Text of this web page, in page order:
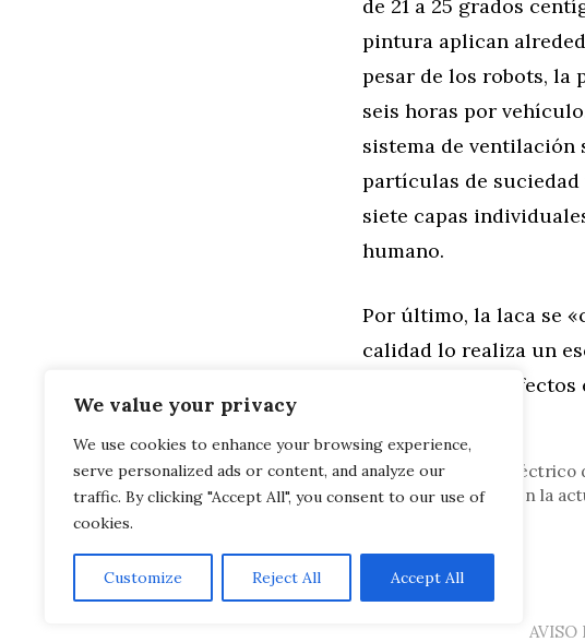
We value your privacy
We use cookies to enhance your browsing experience,
serve personalized ads or content, and analyze our
traffic. By clicking "Accept All", you consent to our use of
cookies.
Customize Reject All Accept All
de 21 a 25 grados
pintura aplican
pesar de los robots, la
seis horas por
sistema de ventilación
partículas de
siete capas
humano.
Por último, la laca se
calidad lo realiza un
laca presenta
Categorías
General,Motor
Hyundai Kona eléctrico
Primera unidad en la
AVISO